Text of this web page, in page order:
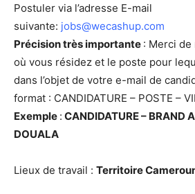
Postuler via l’adresse E-mail
suivante: jobs@wecashup.com
Précision très importante : Merci
où vous résidez et le poste pour
dans l’objet de votre e-mail de
format : CANDIDATURE – POSTE –
Exemple : CANDIDATURE – BRAND
DOUALA
Lieux de travail : Territoire